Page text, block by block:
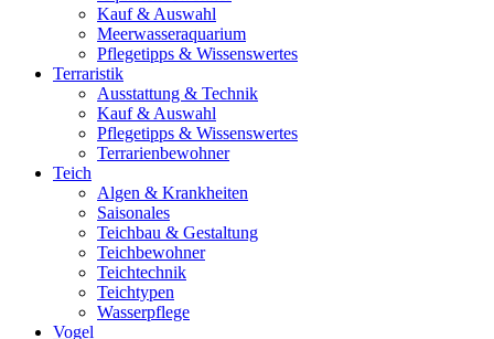
Kauf & Auswahl
Meerwasseraquarium
Pflegetipps & Wissenswertes
Terraristik
Ausstattung & Technik
Kauf & Auswahl
Pflegetipps & Wissenswertes
Terrarienbewohner
Teich
Algen & Krankheiten
Saisonales
Teichbau & Gestaltung
Teichbewohner
Teichtechnik
Teichtypen
Wasserpflege
Vogel